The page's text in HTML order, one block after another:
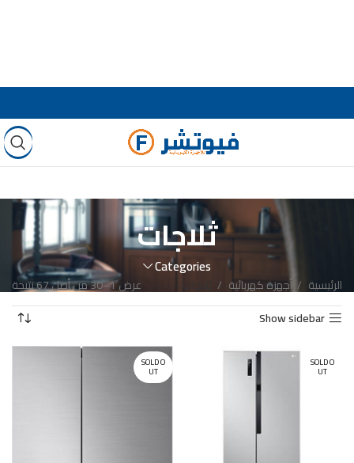
ثلاجات
Categories
الرئيسية أجهزة كهربائية
عرض 1–30 من أصل 67 نتيجة
Show sidebar
SOLD O
UT
SOLD O
UT